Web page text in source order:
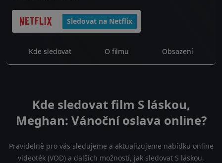
Sledovat na Netflix
Kde sledovat O filmu Obsazení
Kde sledovat film S láskou,
Meghan: Vánoční oslava online?
Pravidelně pro vás sledujeme a aktualizujeme nabídku online
videoték (VOD) a dalších možností, jak sledovat S láskou,